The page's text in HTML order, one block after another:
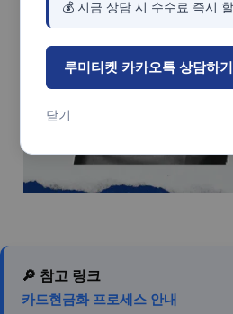
🔎 참고 링크
카드현금화 프로세스 안내
💰 지금 상담 시 수수료 즉시
루미티켓 카카오톡 상담하기
닫기